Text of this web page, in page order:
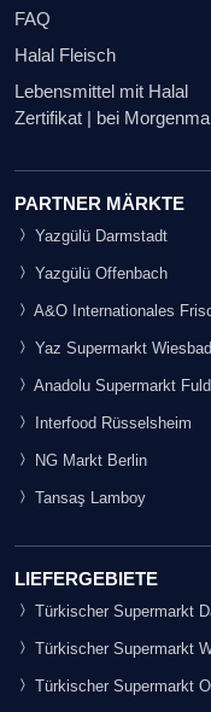
FAQ
Halal Fleisch
Lebensmittel mit Halal
Zertifikat | bei
PARTNER MÄRKTE
Yazgülü Darmstadt
Yazgülü Offenbach
A&O Internationales
Yaz Supermarkt
Anadolu Supermarkt
Interfood Rüsselsheim
NG Markt Berlin
Tansaş Lamboy
LIEFERGEBIETE
Türkischer Supermarkt
Türkischer Supermarkt
Türkischer Supermarkt